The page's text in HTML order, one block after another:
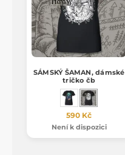
SÁMSKÝ ŠAMAN, dámské
tričko čb
590 Kč
Není k dispozici